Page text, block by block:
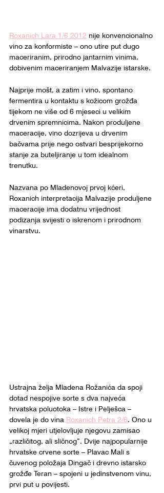
Roxanich Lara 1/6 2012 nije konvencionalno
vino za konformiste – ono utire put dugo
maceriranim, prirodno jantarnim vinima,
dobivenim maceriranjem Malvazije istarske.
Najprije mošt, a zatim i vino, spontano
fermentira u kontaktu s kožicom grožđa
tijekom ne više od 6 mjeseci u velikim
drvenim spremnicima. Nakon produljene
maceracije, vino dozrijeva u drvenim
bačvama prije nego ostvari besprijekorno
stanje za buteljiranje u tom idealnom
trenutku.
Nazvana po Mladenovoj prvoj kćeri,
Roxanich interpretacija Malvazije produljene
maceracije ima dodatnu vrijednost
podizanja svijesti o iskrenom i prirodnom
vinarstvu.
Ustrajna želja Mladena Rožanića da spoji
dotad nespojive sorte s dva najveća
hrvatska poluotoka – Istre i Pelješca –
dovela je do vina Roxanich Petra 2/6. Ono u
velikoj mjeri utjelovljuje njegovu zamisao
„različitog, ali sličnog”. Dvije najpopularnije
hrvatske crvene sorte – Plavac Mali s
čuvenog položaja Dingač i drevno istarsko
grožđe Teran – spojeni u jedinstvenom vinu,
prvi put u povijesti.